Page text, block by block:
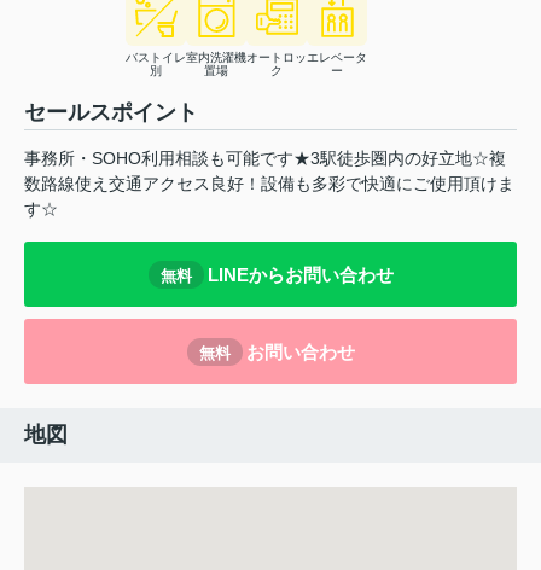
バストイレ
別
室内洗濯機
置場
オートロッ
ク
エレベータ
ー
セールスポイント
事務所・SOHO利用相談も可能です★3駅徒歩圏内の好立地☆複
数路線使え交通アクセス良好！設備も多彩で快適にご使用頂けま
す☆
無料 LINEからお問い合わせ
無料 お問い合わせ
地図